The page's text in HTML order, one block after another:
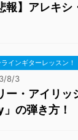
報】アレキシ
インギターレッスン！
8/3
ー・アイリッ
の弾き方！